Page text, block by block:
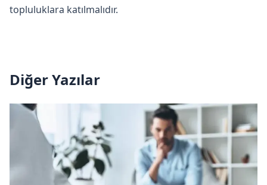
topluluklara katılmalıdır.
Diğer Yazılar